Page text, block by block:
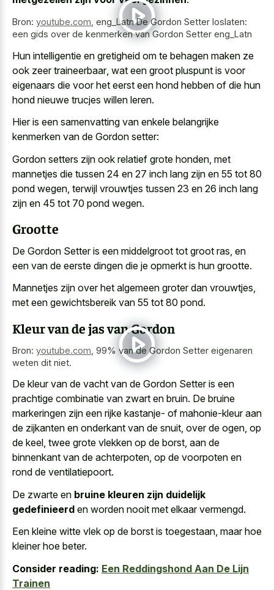
Bron: youtube.com eng_Latn De Gordon Setter loslaten:
een gids over de kenmerken van Gordon Setter eng_Latn
Hun intelligentie en gretigheid om te behagen maken ze
ook zeer traineerbaar, wat een groot pluspunt is voor
eigenaars die voor het eerst een hond hebben of die hun
hond nieuwe trucjes willen leren.
Hier is een samenvatting van enkele belangrijke
kenmerken van de Gordon setter:
Gordon setters zijn ook relatief grote honden, met
mannetjes die tussen 24 en 27 inch lang zijn en 55 tot 80
pond wegen, terwijl vrouwtjes tussen 23 en 26 inch lang
zijn en 45 tot 70 pond wegen.
Grootte
De Gordon Setter is een middelgroot tot groot ras, en
een van de eerste dingen die je opmerkt is hun grootte.
Mannetjes zijn over het algemeen groter dan vrouwtjes,
met een gewichtsbereik van 55 tot 80 pond.
Kleur van de jas van Gordon
Bron: youtube.com 99% van de Gordon Setter eigenaren
weten dit niet.
De kleur van de vacht van de Gordon Setter is een
prachtige combinatie van zwart en bruin. De bruine
markeringen zijn een rijke kastanje- of mahonie-kleur aan
de zijkanten en onderkant van de snuit, over de ogen, op
de keel, twee grote vlekken op de borst, aan de
binnenkant van de achterpoten, op de voorpoten en
rond de ventilatiepoort.
De zwarte en bruine kleuren zijn duidelijk
gedefinieerd en worden nooit met elkaar vermengd.
Een kleine witte vlek op de borst is toegestaan, maar hoe
kleiner hoe beter.
Consider reading: Een Reddingshond Aan De Lijn
Trainen